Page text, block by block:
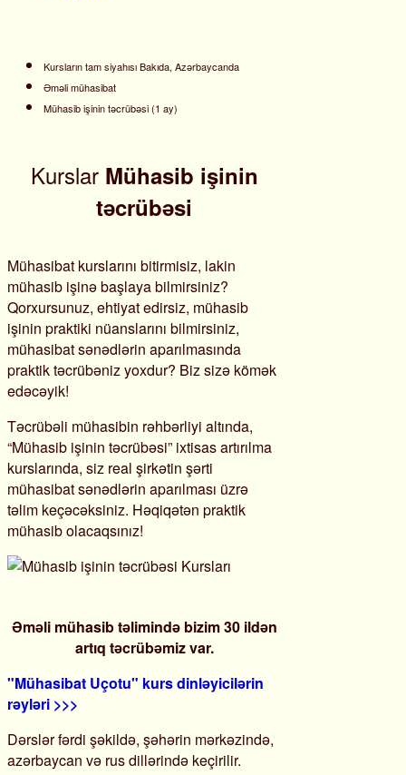
Kursların tam siyahısı Bakıda, Azərbaycanda
Əməli mühasibat
Mühasib işinin təcrübəsi (1 ay)
Kurslar Mühasib işinin
təcrübəsi
Mühasibat kurslarını bitirmisiz, lakin
mühasib işinə başlaya bilmirsiniz?
Qorxursunuz, ehtiyat edirsiz, mühasib
işinin praktiki nüanslarını bilmirsiniz,
mühasibat sənədlərin aparılmasında
praktik təcrübəniz yoxdur? Biz sizə kömək
edəcəyik!
Təcrübəli mühasibin rəhbərliyi altında,
“Mühasib işinin təcrübəsi” ixtisas artırılma
kurslarında, siz real şirkətin şərti
mühasibat sənədlərin aparılması üzrə
təlim keçəcəksiniz. Həqiqətən praktik
mühasib olacaqsınız!
Əməli mühasib təlimində bizim 30 ildən
artıq təcrübəmiz var.
"Mühasibat Uçotu" kurs dinləyicilərin
rəyləri >>>
Dərslər fərdi şəkildə, şəhərin mərkəzində,
azərbaycan və rus dillərində keçirilir.